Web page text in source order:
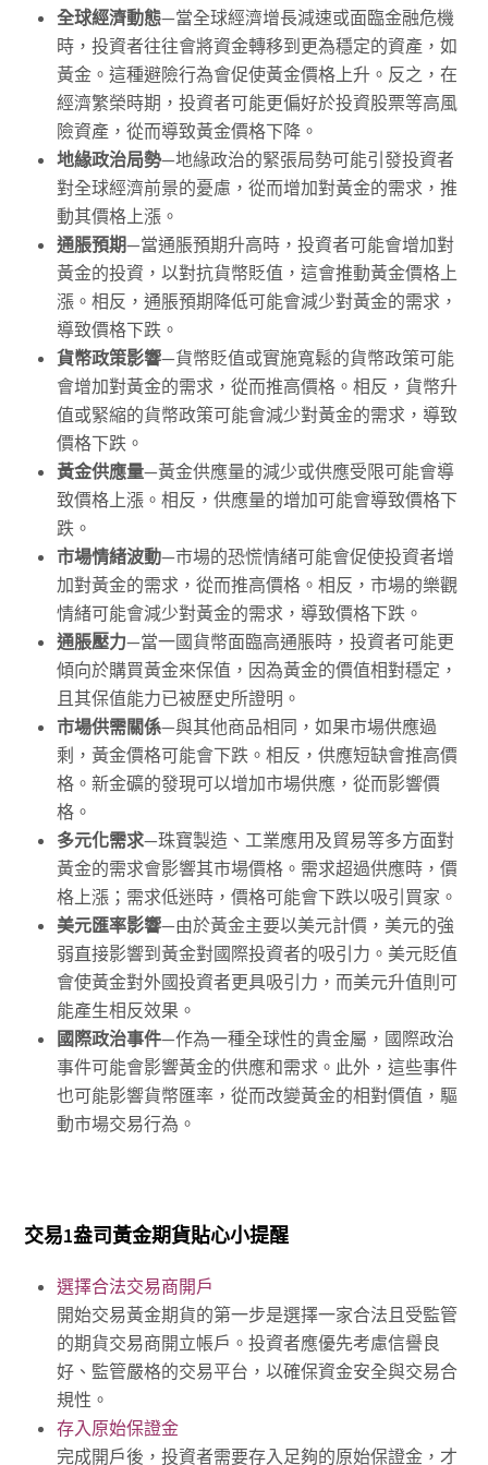
全球經濟動態—當全球經濟增長減速或面臨金融危機
時，投資者往往會將資金轉移到更為穩定的資產，如
黃金。這種避險行為會促使黃金價格上升。反之，在
經濟繁榮時期，投資者可能更偏好於投資股票等高風
險資產，從而導致黃金價格下降。
地緣政治局勢—地緣政治的緊張局勢可能引發投資者
對全球經濟前景的憂慮，從而增加對黃金的需求，推
動其價格上漲。
通脹預期—當通脹預期升高時，投資者可能會增加對
黃金的投資，以對抗貨幣貶值，這會推動黃金價格上
漲。相反，通脹預期降低可能會減少對黃金的需求，
導致價格下跌。
貨幣政策影響—貨幣貶值或實施寬鬆的貨幣政策可能
會增加對黃金的需求，從而推高價格。相反，貨幣升
值或緊縮的貨幣政策可能會減少對黃金的需求，導致
價格下跌。
黃金供應量—黃金供應量的減少或供應受限可能會導
致價格上漲。相反，供應量的增加可能會導致價格下
跌。
市場情緒波動—市場的恐慌情緒可能會促使投資者增
加對黃金的需求，從而推高價格。相反，市場的樂觀
情緒可能會減少對黃金的需求，導致價格下跌。
通脹壓力—當一國貨幣面臨高通脹時，投資者可能更
傾向於購買黃金來保值，因為黃金的價值相對穩定，
且其保值能力已被歷史所證明。
市場供需關係—與其他商品相同，如果市場供應過
剩，黃金價格可能會下跌。相反，供應短缺會推高價
格。新金礦的發現可以增加市場供應，從而影響價
格。
多元化需求—珠寶製造、工業應用及貿易等多方面對
黃金的需求會影響其市場價格。需求超過供應時，價
格上漲；需求低迷時，價格可能會下跌以吸引買家。
美元匯率影響—由於黃金主要以美元計價，美元的強
弱直接影響到黃金對國際投資者的吸引力。美元貶值
會使黃金對外國投資者更具吸引力，而美元升值則可
能產生相反效果。
國際政治事件—作為一種全球性的貴金屬，國際政治
事件可能會影響黃金的供應和需求。此外，這些事件
也可能影響貨幣匯率，從而改變黃金的相對價值，驅
動市場交易行為。
交易1盎司黃金期貨貼心小提醒
選擇合法交易商開戶
開始交易黃金期貨的第一步是選擇一家合法且受監管
的期貨交易商開立帳戶。投資者應優先考慮信譽良
好、監管嚴格的交易平台，以確保資金安全與交易合
規性。
存入原始保證金
完成開戶後，投資者需要存入足夠的原始保證金，才